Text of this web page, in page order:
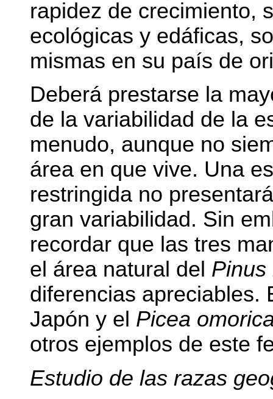
rapidez de crecimiento,
ecológicas y edáficas,
mismas en su país de
Deberá prestarse la
de la variabilidad de la
menudo, aunque no
área en que vive. Una
restringida no
gran variabilidad. Sin
recordar que las tres
el área natural del
diferencias apreciables.
Japón y el Picea
otros ejemplos de este
Estudio de las razas